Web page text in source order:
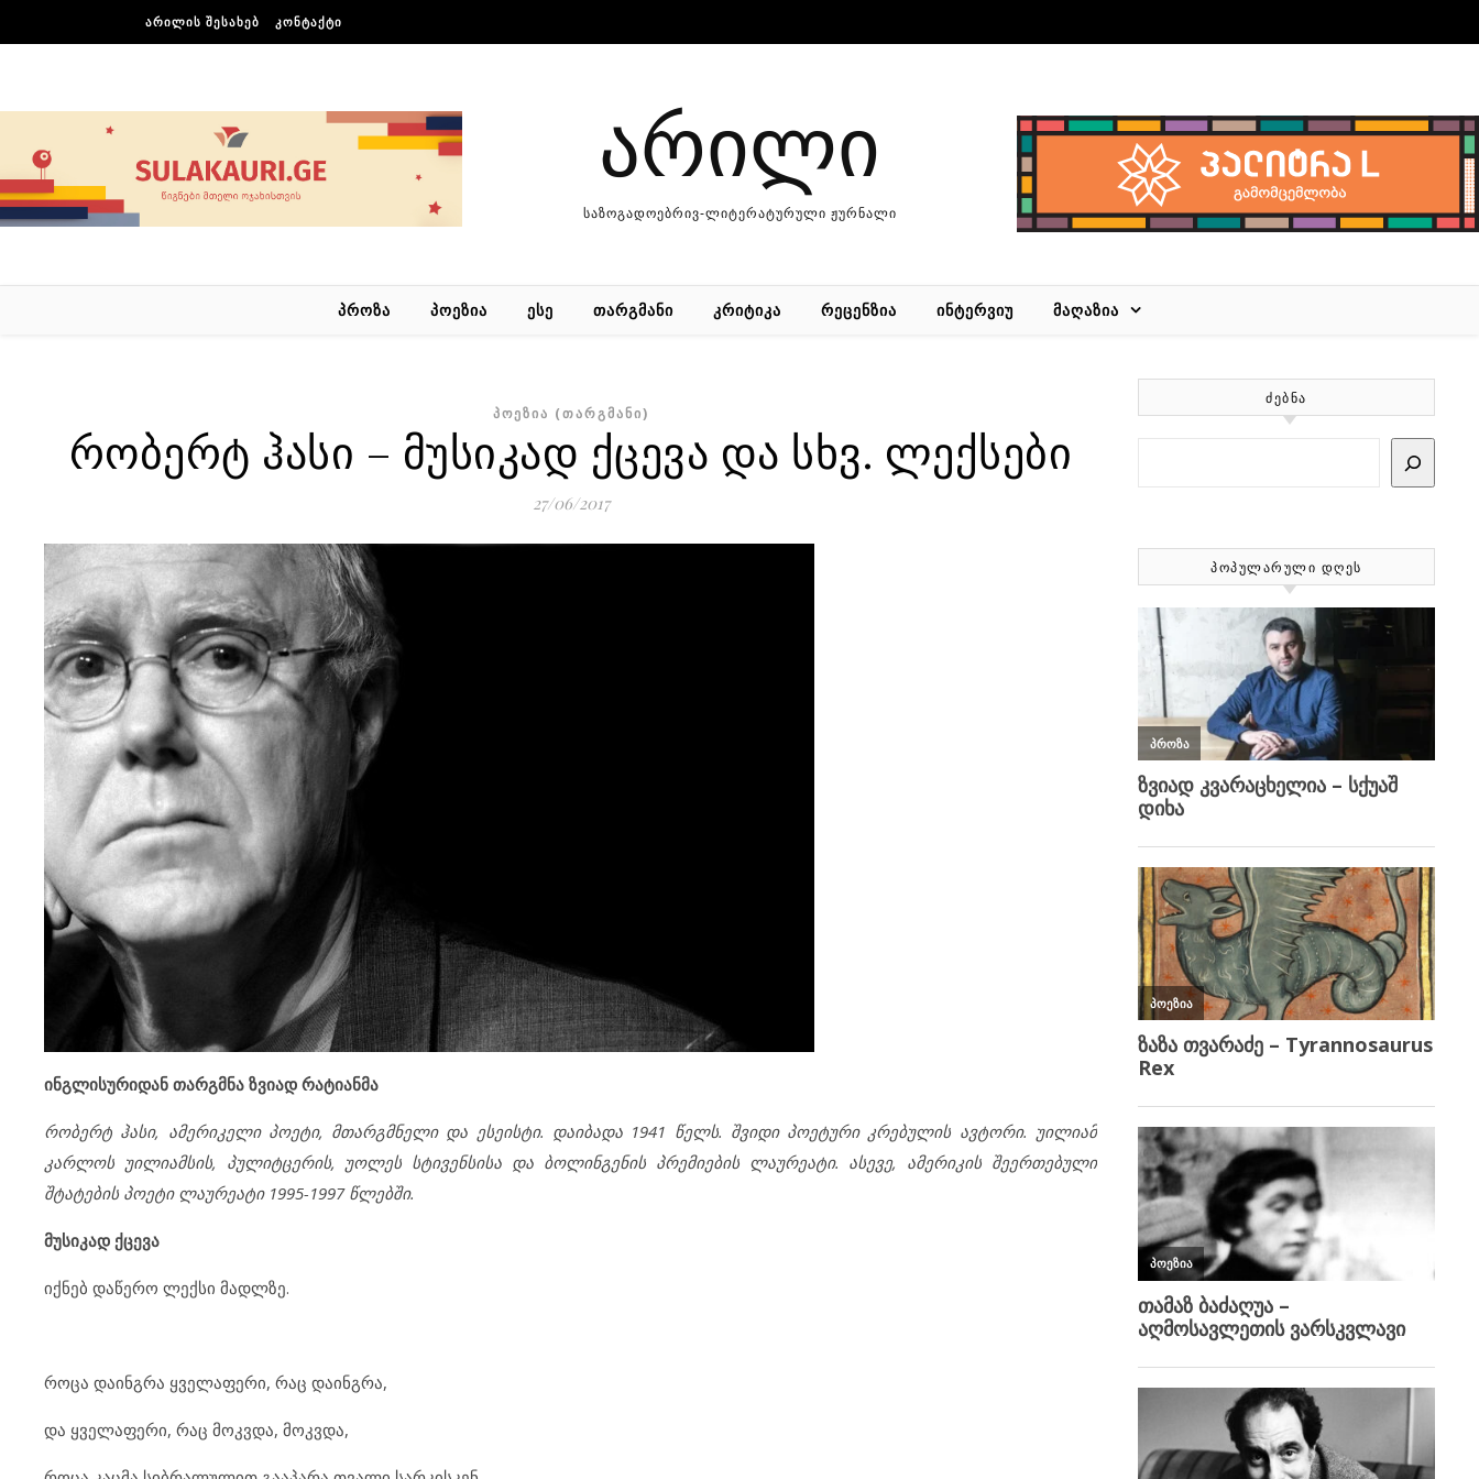
ᲐᲠᲘᲚᲘᲡ ᲨᲔᲡᲐᲮᲔᲑ ᲙᲝᲜᲢᲐᲥᲢᲘ
არილი
საზოგადოებრივ-ლიტერატურული ჟურნალი
ᲞᲠᲝᲖᲐ ᲞᲝᲔᲖᲘᲐ ᲔᲡᲔ ᲗᲐᲠᲒᲛᲐᲜᲘ ᲙᲠᲘᲢᲘᲙᲐ ᲠᲔᲪᲔᲜᲖᲘᲐ ᲘᲜᲢᲔᲠᲕᲘᲣ ᲛᲐᲦᲐᲖᲘᲐ
ᲞᲝᲔᲖᲘᲐ (ᲗᲐᲠᲒᲛᲐᲜᲘ)
რობერტ ჰასი – მუსიკად ქცევა და სხვ. ლექსები
27/06/2017
ინგლისურიდან თარგმნა ზვიად რატიანმა
რობერტ ჰასი, ამერიკელი პოეტი, მთარგმნელი და ესეისტი. დაიბადა 1941 წელს. შვიდი პოეტური კრებულის ავტორი. უილიამ
კარლოს უილიამსის, პულიტცერის, უოლეს სტივენსისა და ბოლინგენის პრემიების ლაურეატი. ასევე, ამერიკის შეერთებული
შტატების პოეტი ლაურეატი 1995-1997 წლებში.
მუსიკად ქცევა
იქნებ დაწერო ლექსი მადლზე.
როცა დაინგრა ყველაფერი, რაც დაინგრა,
და ყველაფერი, რაც მოკვდა, მოკვდა,
ᲫᲔᲑᲜᲐ
ᲞᲝᲞᲣᲚᲐᲠᲣᲚᲘ ᲓᲦᲔᲡ